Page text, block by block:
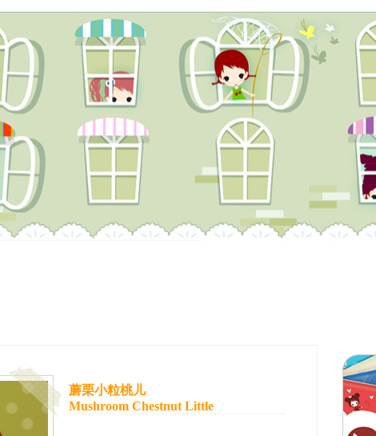
蘑栗小粒桃儿
Mushroom Chestnut Little